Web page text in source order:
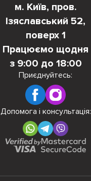
м. Київ, пров.
Ізяславський 52,
поверх 1
Працюємо щодня
з 9:00 до 18:00
Приєднуйтесь:
Допомога і консультація: